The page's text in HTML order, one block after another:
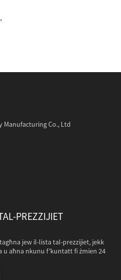
Manufacturing Co., Ltd
PREZZIJIET
jew il-lista tal-prezzijiet, jekk
u aħna nkunu f'kuntatt fi żmien 24